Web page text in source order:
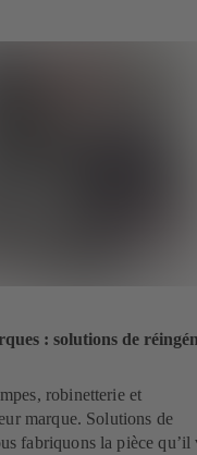
: solutions de
robinetterie et
marque. Solutions de
fabriquons la pièce qu’il